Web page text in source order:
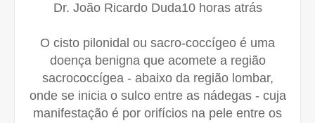
Dr. João Ricardo Duda10 horas atrás
O cisto pilonidal ou sacro-coccígeo é uma
doença benigna que acomete a região
sacrococcígea - abaixo da região lombar,
onde se inicia o sulco entre as nádegas - cuja
manifestação é por orifícios na pele entre os